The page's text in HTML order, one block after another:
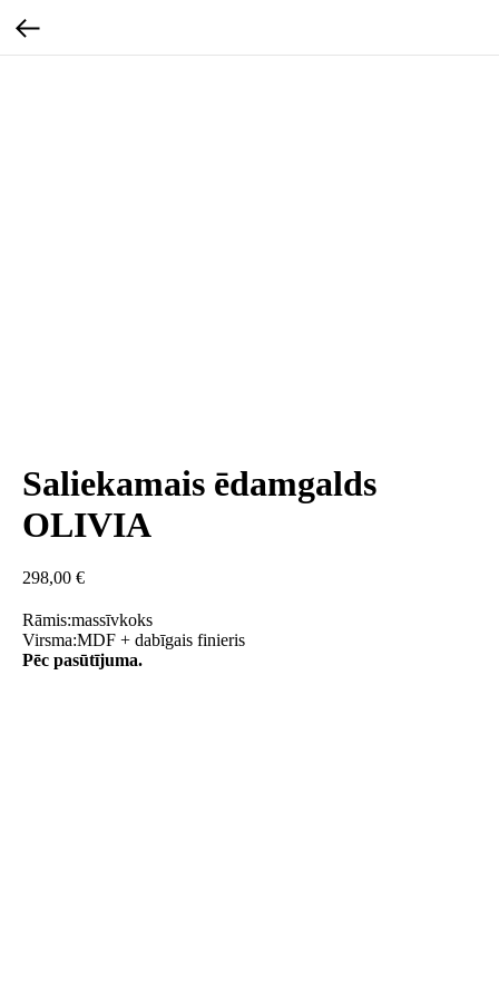
Saliekamais ēdamgalds
OLIVIA
298,00 €
Rāmis:massīvkoks
Virsma:MDF + dabīgais finieris
Pēc pasūtījuma.